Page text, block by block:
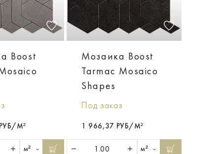
Boost
М²
м²
Мозаика Boost
Tarmac Mosaico
Shapes
Под заказ
1 966,37 РУБ/М²
м²